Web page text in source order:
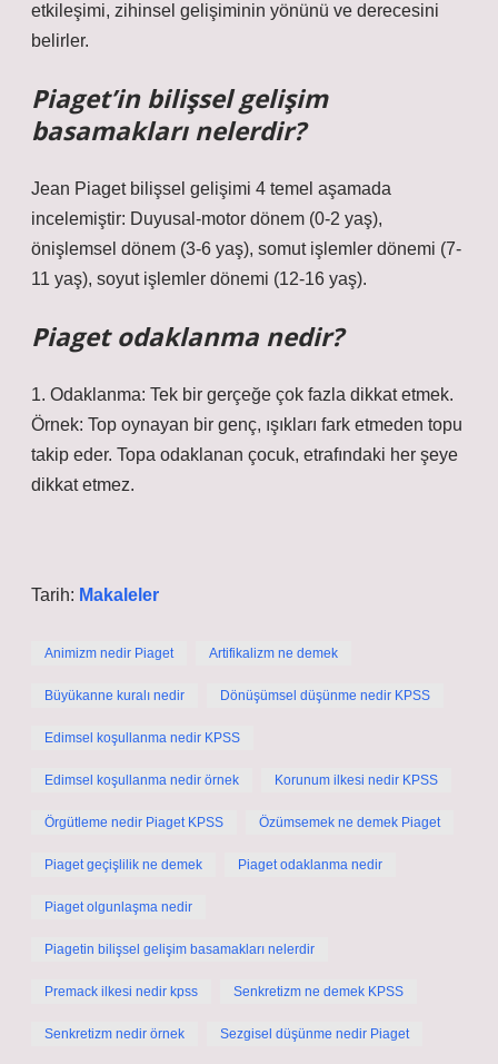
etkileşimi, zihinsel gelişiminin yönünü ve derecesini
belirler.
Piaget’in bilişsel gelişim
basamakları nelerdir?
Jean Piaget bilişsel gelişimi 4 temel aşamada
incelemiştir: Duyusal-motor dönem (0-2 yaş),
önişlemsel dönem (3-6 yaş), somut işlemler dönemi (7-
11 yaş), soyut işlemler dönemi (12-16 yaş).
Piaget odaklanma nedir?
1. Odaklanma: Tek bir gerçeğe çok fazla dikkat etmek.
Örnek: Top oynayan bir genç, ışıkları fark etmeden topu
takip eder. Topa odaklanan çocuk, etrafındaki her şeye
dikkat etmez.
Tarih: Makaleler
Animizm nedir Piaget Artifikalizm ne demek
Büyükanne kuralı nedir Dönüşümsel düşünme nedir KPSS
Edimsel koşullanma nedir KPSS
Edimsel koşullanma nedir örnek Korunum ilkesi nedir KPSS
Örgütleme nedir Piaget KPSS Özümsemek ne demek Piaget
Piaget geçişlilik ne demek Piaget odaklanma nedir
Piaget olgunlaşma nedir
Piagetin bilişsel gelişim basamakları nelerdir
Premack ilkesi nedir kpss Senkretizm ne demek KPSS
Senkretizm nedir örnek Sezgisel düşünme nedir Piaget